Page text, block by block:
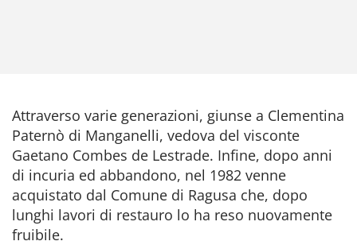
Attraverso varie generazioni, giunse a Clementina
Paternò di Manganelli, vedova del visconte
Gaetano Combes de Lestrade. Infine, dopo anni
di incuria ed abbandono, nel 1982 venne
acquistato dal Comune di Ragusa che, dopo
lunghi lavori di restauro lo ha reso nuovamente
fruibile.